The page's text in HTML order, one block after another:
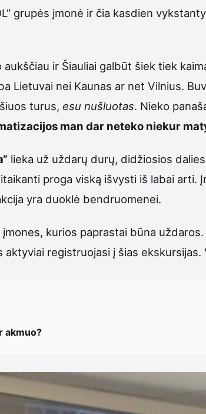
grupės įmonė ir čia kasdien
ir Šiauliai galbūt šiek tiek
Lietuvai nei Kaunas ar net Vilnius.
turus, esu nušluotas. Nieko
man dar neteko niekur
lieka už uždarų durų, didžiosios
proga viską išvysti iš labai arti.
yra duoklė bendruomenei.
kurios paprastai būna
registruojasi į šias
akmuo?